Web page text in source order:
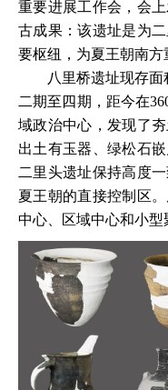
重要进展工作会，会
古成果：该遗址是为
要枢纽，为夏王朝南方
八里桥遗址现存面
二期至四期，距今在
域政治中心，发现了
出土有玉器、绿松石
二里头遗址保持高度
夏王朝的直接控制区
中心、区域中心和小型